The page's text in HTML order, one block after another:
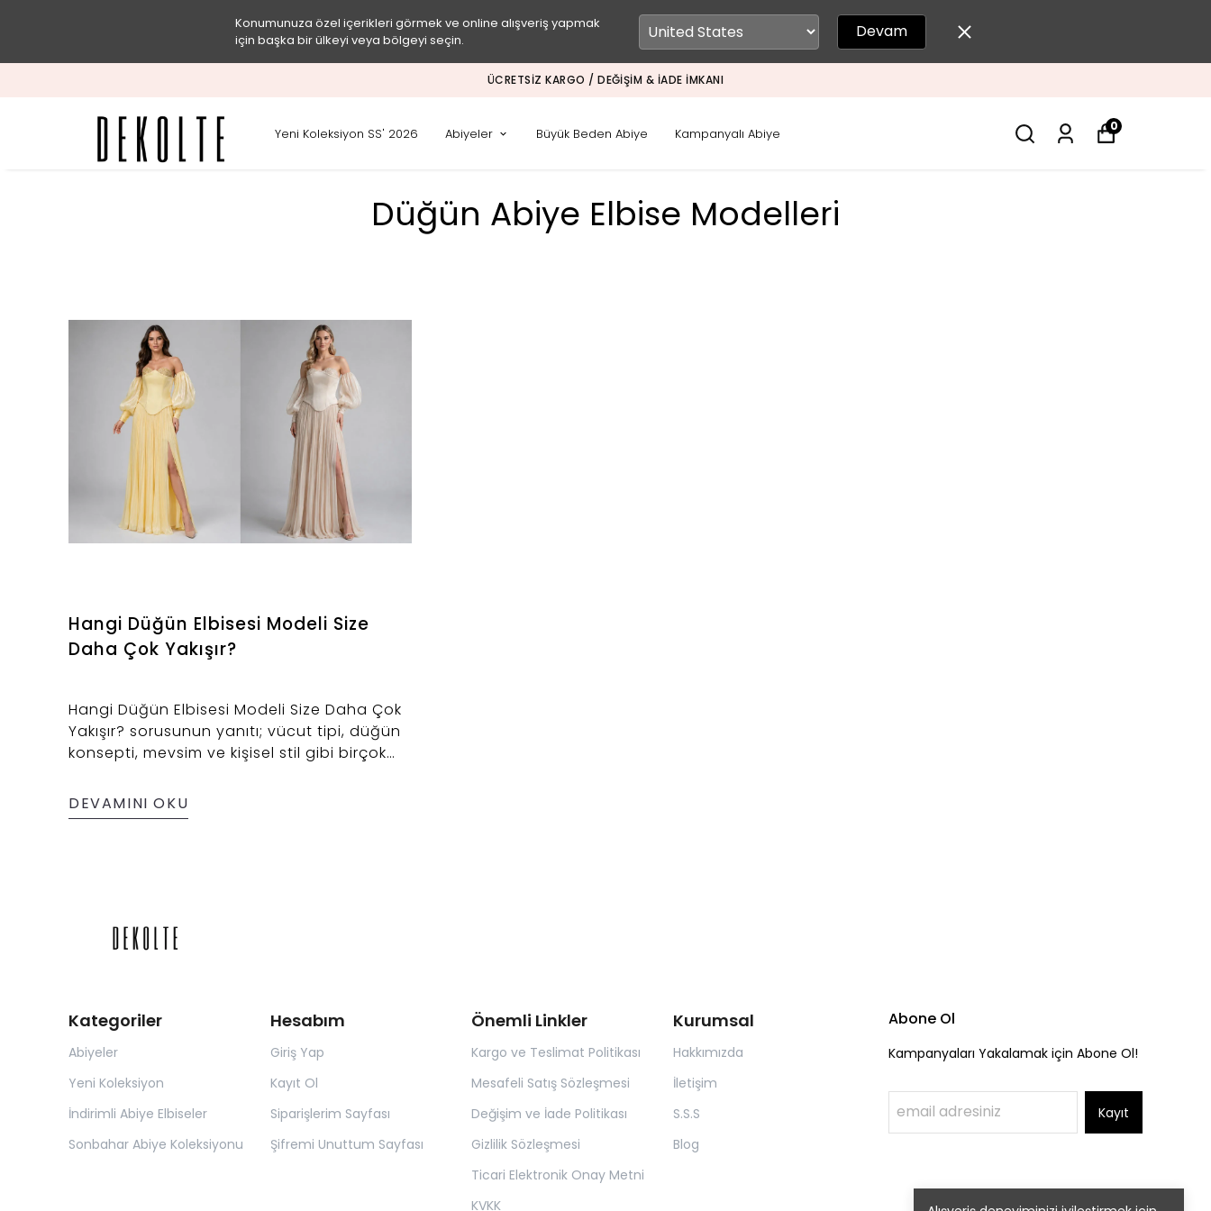
Konumunuza özel içerikleri görmek ve online alışveriş yapmak
için başka bir ülkeyi veya bölgeyi seçin.
Devam
ÜCRETSIZ KARGO / DEĞIŞIM & İADE İMKANI
Yeni Koleksiyon SS' 2026 Abiyeler Büyük Beden Abiye Kampanyalı Abiye 0
Düğün Abiye Elbise Modelleri
Hangi Düğün Elbisesi Modeli Size
Daha Çok Yakışır?
Hangi Düğün Elbisesi Modeli Size Daha Çok
Yakışır? sorusunun yanıtı; vücut tipi, düğün
konsepti, mevsim ve kişisel stil gibi birçok
balık modele, prenses kesimden sade ve
modern tasarımlara kadar farklı düğün
DEVAMINI OKU
Kategoriler
Abiyeler
Yeni Koleksiyon
İndirimli Abiye Elbiseler
Sonbahar Abiye Koleksiyonu
Hesabım
Giriş Yap
Kayıt Ol
Siparişlerim Sayfası
Şifremi Unuttum Sayfası
Önemli Linkler
Kargo ve Teslimat Politikası
Mesafeli Satış Sözleşmesi
Değişim ve İade Politikası
Gizlilik Sözleşmesi
Ticari Elektronik Onay Metni
KVKK
Kurumsal
Hakkımızda
İletişim
S.S.S
Blog
Abone Ol
Kampanyaları Yakalamak için Abone Ol!
Kayıt